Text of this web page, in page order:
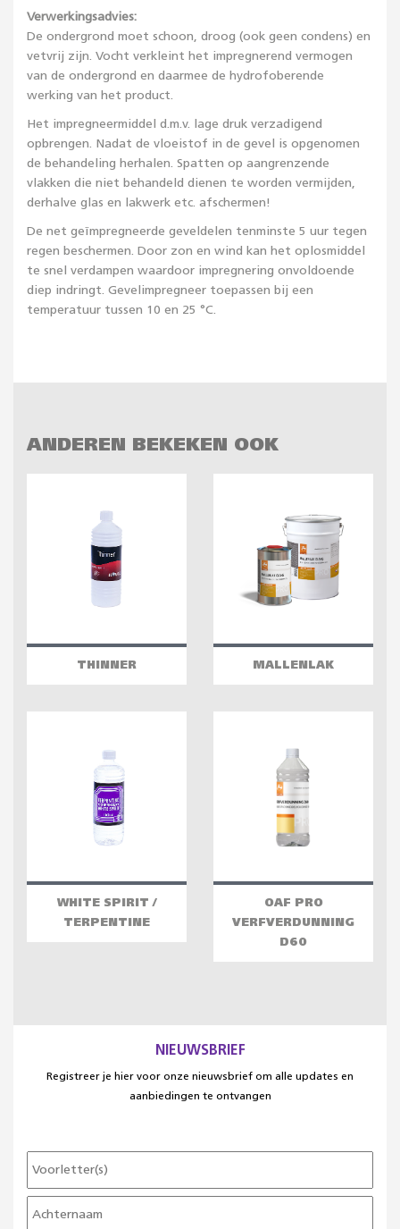
Verwerkingsadvies:
De ondergrond moet schoon, droog (ook geen condens) en
vetvrij zijn. Vocht verkleint het impregnerend vermogen
van de ondergrond en daarmee de hydrofoberende
werking van het product.
Het impregneermiddel d.m.v. lage druk verzadigend
opbrengen. Nadat de vloeistof in de gevel is opgenomen
de behandeling herhalen. Spatten op aangrenzende
vlakken die niet behandeld dienen te worden vermijden,
derhalve glas en lakwerk etc. afschermen!
De net geïmpregneerde geveldelen tenminste 5 uur tegen
regen beschermen. Door zon en wind kan het oplosmiddel
te snel verdampen waardoor impregnering onvoldoende
diep indringt. Gevelimpregneer toepassen bij een
temperatuur tussen 10 en 25 °C.
ANDEREN BEKEKEN OOK
THINNER MALLENLAK
WHITE SPIRIT /
TERPENTINE
OAF PRO
VERFVERDUNNING
D60
NIEUWSBRIEF
Registreer je hier voor onze nieuwsbrief om alle updates en
aanbiedingen te ontvangen